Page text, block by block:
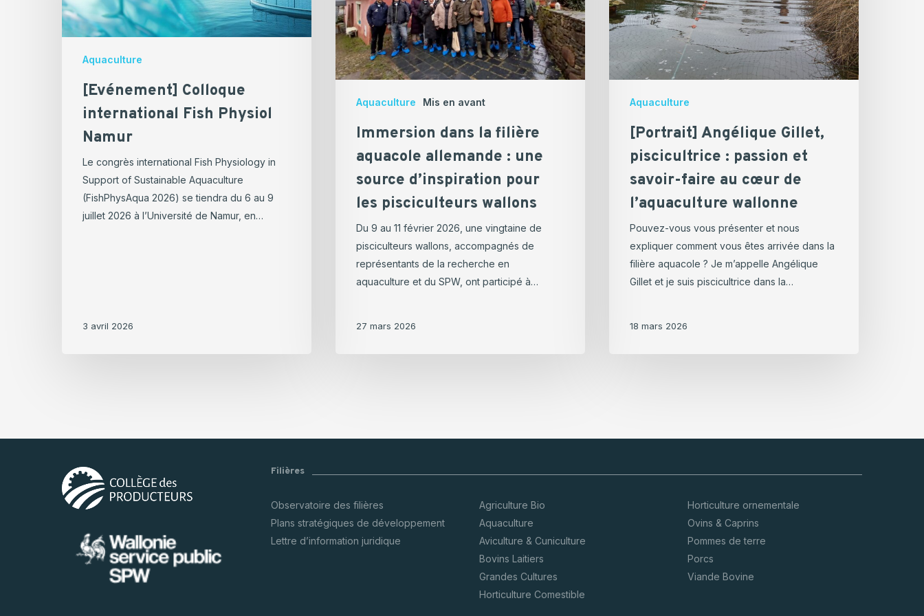
Aquaculture
Namur
[Evénement] Colloque
international Fish Physiol
Namur
Le congrès international Fish Physiology in
Support of Sustainable Aquaculture
(FishPhysAqua 2026) se tiendra du 6 au 9
juillet 2026 à l’Université de Namur, en…
3 avril 2026
Aquaculture Mis en avant
allemande
:
une
source
d’inspiration
pisciculteurs
wallons
Immersion dans la filière
aquacole allemande : une
source d’inspiration pour
les pisciculteurs wallons
Du 9 au 11 février 2026, une vingtaine de
pisciculteurs wallons, accompagnés de
représentants de la recherche en
aquaculture et du SPW, ont participé à…
27 mars 2026
Aquaculture
passion
et
savoir-
faire
au
cœur
l’aquaculture
wallonne
[Portrait] Angélique Gillet,
piscicultrice : passion et
savoir-faire au cœur de
l’aquaculture wallonne
Pouvez-vous vous présenter et nous
expliquer comment vous êtes arrivée dans la
filière aquacole ? Je m’appelle Angélique
Gillet et je suis piscicultrice dans la…
18 mars 2026
Filières
Observatoire des filières
Plans stratégiques de développement
Lettre d’information juridique
Agriculture Bio
Aquaculture
Aviculture & Cuniculture
Bovins Laitiers
Grandes Cultures
Horticulture Comestible
Horticulture ornementale
Ovins & Caprins
Pommes de terre
Porcs
Viande Bovine